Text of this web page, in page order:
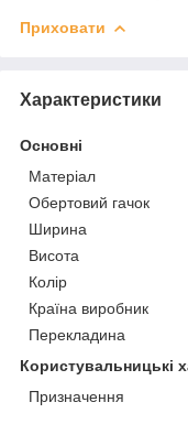
Приховати
Характеристики
Основні
Матеріал
Обертовий гачок
Ширина
Висота
Колір
Країна виробник
Перекладина
Користувальницькі
Призначення